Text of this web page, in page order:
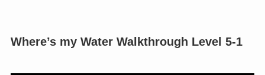
Where’s my Water Walkthrough Level 5-1